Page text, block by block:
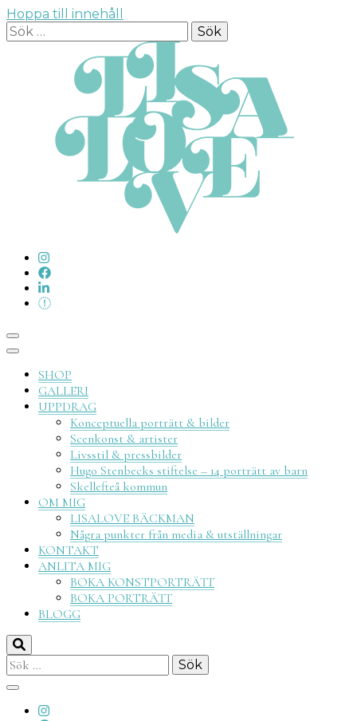
Hoppa till innehåll
Sök
efter:
SHOP
GALLERI
UPPDRAG
Konceptuella porträtt & bilder
Scenkonst & artister
Livsstil & pressbilder
Hugo Stenbecks stiftelse – 14 porträtt av barn
Skellefteå kommun
OM MIG
LISALOVE BÄCKMAN
Några punkter från media & utställningar
KONTAKT
ANLITA MIG
BOKA KONSTPORTRÄTT
BOKA PORTRÄTT
BLOGG
Sök
efter: